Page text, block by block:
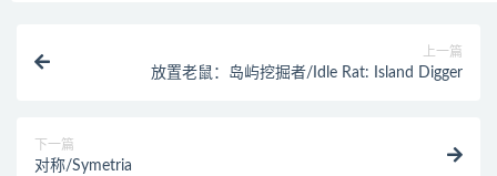
上一篇
放置老鼠：岛屿挖掘者/Idle Rat: Island Digger
下一篇
对称/Symetria